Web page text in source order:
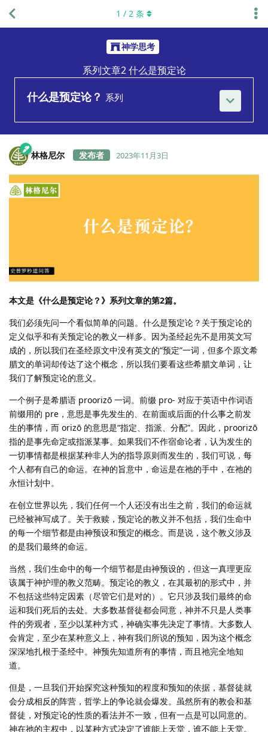
神学思考
系列文章2 什么是预定论
什么是预定论？ 系列
1 / 2 条
林格尼尔 2023年11月3日
本文是《什么是预定论？》系列文章的第2篇。
我们必须先问一个看似简单的问题。什么是预定论？关于预定论的
定义似乎和有关预定论的教义一样多。因为圣经起先不是用英文写
成的，所以我们在圣经原文中没有英文的“预定”一词，但多个原文希
腊文的单词却传达了这个概念，所以我们要看这些希腊文单词，让
我们了解预定论的意义。
一个例子是希腊语 proorizō 一词。前缀 pro- 对应于英语中作词语
前缀用的 pre，意思是事先发生的、在前面或后面的什么事之前发
生的事情，而 orizō 的意思是“指定、指派、分配”。因此，proorizō
指的是事先命定或指派某事。如果我们不作宿命论者，认为发生的
一切事情都是根据某种非人为的指导原则而发生的，我们可说，每
个人都有自己的命运。在神的旨意中，命运是在祂的手中，在祂的
永恒计划中。
在创立世界以先，我们任何一个人还没有出生之前，我们的命运就
已经被神写成了。关于救赎，预定论的教义并不包括，我们生命中
的每一个细节都是由神预设和预定的概念。而是说，这个教义涉及
的是我们最终的命运。
当然，我们生命中的每一个细节都是由神预设的，但这一真理更应
该属于神护理的教义范畴。预定论的教义，在其最初的形式中，并
不包括这些特定因素（尽管它们是对的）。它只涉及我们最终的命
运和我们死后的去处。大多数基督徒都会同意，神并不只是人类事
件的旁观者，至少以某种方式，神确实事先决定了事情。大多数人
会肯定，至少在某种意义上，神有我们所说的预知，因为这个概念
深深地扎根于圣经中。神预先知道所有的事情，而且祂完全地知
道。
但是，一旦我们开始探究这种预知的程度和预知的依据，基督徒就
会分成相反的阵营，哲学上的争论就会爆发。虽然所有的教会和基
督徒，对预定论的性质的看法并不一致，但有一点是可以同意的。
神在祂的主权中，以某种方式决定了谁能上天堂，谁不能上天堂。